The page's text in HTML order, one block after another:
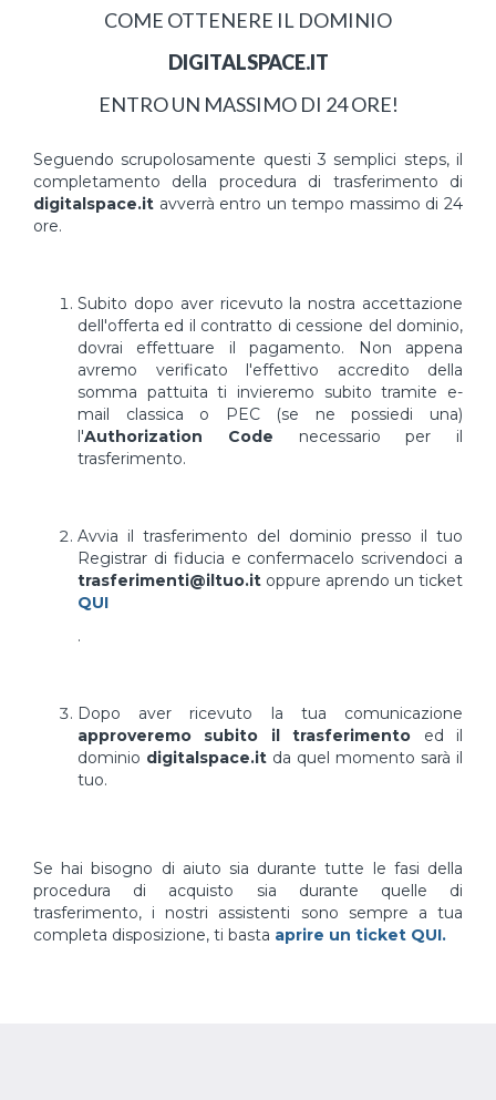
COME OTTENERE IL DOMINIO
DIGITALSPACE.IT
ENTRO UN MASSIMO DI 24 ORE!
Seguendo scrupolosamente questi 3 semplici steps, il
completamento della procedura di trasferimento di
digitalspace.it avverrà entro un tempo massimo di 24
ore.
Subito dopo aver ricevuto la nostra accettazione
dell'offerta ed il contratto di cessione del dominio,
dovrai effettuare il pagamento. Non appena
avremo verificato l'effettivo accredito della
somma pattuita ti invieremo subito tramite e-
mail classica o PEC (se ne possiedi una)
l'Authorization Code necessario per il
trasferimento.
Avvia il trasferimento del dominio presso il tuo
Registrar di fiducia e confermacelo scrivendoci a
trasferimenti@iltuo.it oppure aprendo un ticket
QUI
.
Dopo aver ricevuto la tua comunicazione
approveremo subito il trasferimento ed il
dominio digitalspace.it da quel momento sarà il
tuo.
Se hai bisogno di aiuto sia durante tutte le fasi della
procedura di acquisto sia durante quelle di
trasferimento, i nostri assistenti sono sempre a tua
completa disposizione, ti basta aprire un ticket QUI.